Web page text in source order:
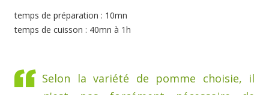
temps de préparation : 10mn
temps de cuisson : 40mn à 1h
Selon la variété de pomme choisie, il